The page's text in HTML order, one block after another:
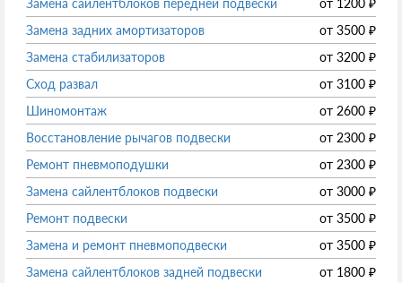
Замена сайлентблоков передней подвески
от 1200 ₽
Замена задних амортизаторов
от 3500 ₽
Замена стабилизаторов
от 3200 ₽
Сход развал
от 3100 ₽
Шиномонтаж
от 2600 ₽
Восстановление рычагов подвески
от 2300 ₽
Ремонт пневмоподушки
от 2300 ₽
Замена сайлентблоков подвески
от 3000 ₽
Ремонт подвески
от 3500 ₽
Замена и ремонт пневмоподвески
от 3500 ₽
Замена сайлентблоков задней подвески
от 1800 ₽